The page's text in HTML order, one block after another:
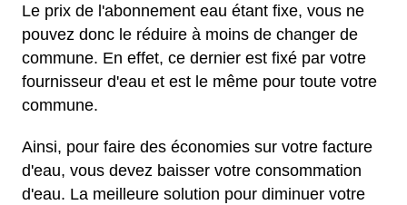
Le prix de l'abonnement eau étant fixe, vous ne
pouvez donc le réduire à moins de changer de
commune. En effet, ce dernier est fixé par votre
fournisseur d'eau et est le même pour toute votre
commune.
Ainsi, pour faire des économies sur votre facture
d'eau, vous devez baisser votre consommation
d'eau. La meilleure solution pour diminuer votre